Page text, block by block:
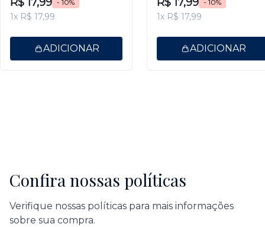
- 10%
1x R$ 17,99
ADICIONAR
- 10%
1x R$ 17,99
ADICIONAR
Confira nossas políticas
Verifique nossas políticas para mais informações
sobre sua compra.